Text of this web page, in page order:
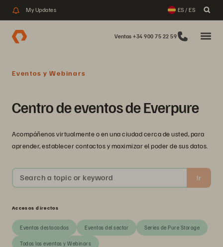
My Updates ES / ES
Ventas +34 900 75 22 59
Eventos y Webinars
Centro de eventos de Everpure
Acompáñenos virtualmente o en una ciudad cerca de usted, para
aprender, establecer contactos y maximizar el poder de sus datos.
Search a topic or keyword Ir
Accesos directos
Eventos destacados Eventos del sector Series de Pure Storage
Todos los eventos y Webinars